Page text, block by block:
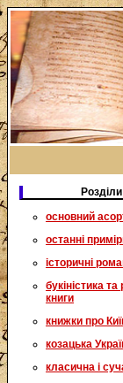
Розділи
основний
останні
історичні
букіністика та
книги
книжки про
козацька
класична і